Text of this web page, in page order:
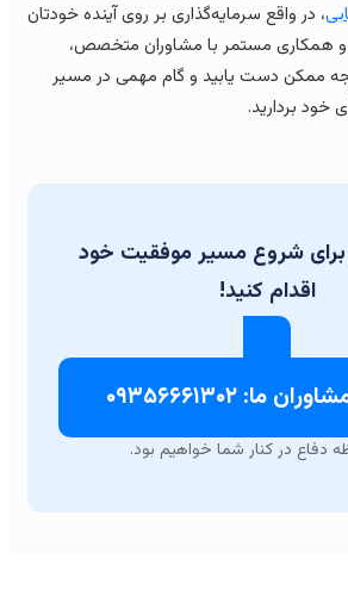
واقع سرمایه‌گذاری بر روی آینده خودتان
مستمر با مشاوران متخصص،
دست یابید و گام مهمی در مسیر
شروع مسیر موفقیت خود
اقدام کنید!
در کنار شما خواهیم بود.